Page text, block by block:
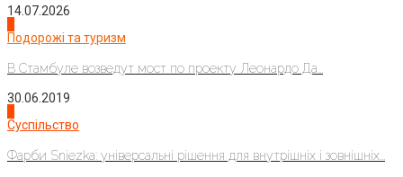
14.07.2026
Подорожі та туризм
В Стамбуле возведут мост по проекту Леонардо Да...
30.06.2019
Суспільство
Фарби Sniezka: універсальні рішення для внутрішніх і зовнішніх...